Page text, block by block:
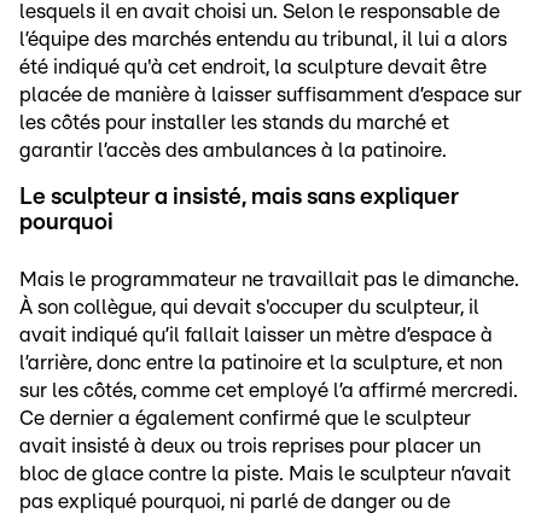
lesquels il en avait choisi un. Selon le responsable de
l’équipe des marchés entendu au tribunal, il lui a alors
été indiqué qu'à cet endroit, la sculpture devait être
placée de manière à laisser suffisamment d’espace sur
les côtés pour installer les stands du marché et
garantir l’accès des ambulances à la patinoire.
Le sculpteur a insisté, mais sans expliquer
pourquoi
Mais le programmateur ne travaillait pas le dimanche.
À son collègue, qui devait s'occuper du sculpteur, il
avait indiqué qu’il fallait laisser un mètre d’espace à
l’arrière, donc entre la patinoire et la sculpture, et non
sur les côtés, comme cet employé l’a affirmé mercredi.
Ce dernier a également confirmé que le sculpteur
avait insisté à deux ou trois reprises pour placer un
bloc de glace contre la piste. Mais le sculpteur n’avait
pas expliqué pourquoi, ni parlé de danger ou de